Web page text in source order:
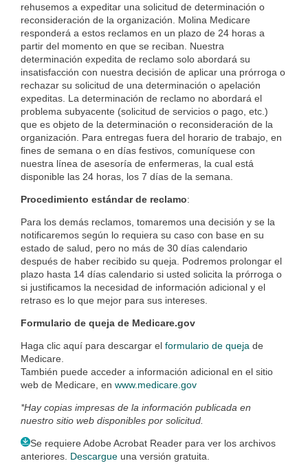
rehusemos a expeditar una solicitud de determinación o
reconsideración de la organización. Molina Medicare
responderá a estos reclamos en un plazo de 24 horas a
partir del momento en que se reciban. Nuestra
determinación expedita de reclamo solo abordará su
insatisfacción con nuestra decisión de aplicar una prórroga o
rechazar su solicitud de una determinación o apelación
expeditas. La determinación de reclamo no abordará el
problema subyacente (solicitud de servicios o pago, etc.)
que es objeto de la determinación o reconsideración de la
organización. Para entregas fuera del horario de trabajo, en
fines de semana o en días festivos, comuníquese con
nuestra línea de asesoría de enfermeras, la cual está
disponible las 24 horas, los 7 días de la semana.
Procedimiento estándar de reclamo:
Para los demás reclamos, tomaremos una decisión y se la
notificaremos según lo requiera su caso con base en su
estado de salud, pero no más de 30 días calendario
después de haber recibido su queja. Podremos prolongar el
plazo hasta 14 días calendario si usted solicita la prórroga o
si justificamos la necesidad de información adicional y el
retraso es lo que mejor para sus intereses.
Formulario de queja de Medicare.gov
Haga clic aquí para descargar el formulario de queja de
Medicare.
También puede acceder a información adicional en el sitio
web de Medicare, en www.medicare.gov
*Hay copias impresas de la información publicada en
nuestro sitio web disponibles por solicitud.
Se requiere Adobe Acrobat Reader para ver los archivos
anteriores. Descargue una versión gratuita.